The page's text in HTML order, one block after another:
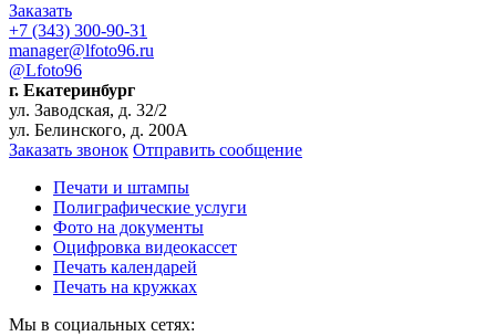
Заказать
+7 (343) 300-90-31
manager@lfoto96.ru
@Lfoto96
г. Екатеринбург
ул. Заводская, д. 32/2
ул. Белинского, д. 200А
Заказать звонок Отправить сообщение
Печати и штампы
Полиграфические услуги
Фото на документы
Оцифровка видеокассет
Печать календарей
Печать на кружках
Мы в социальных сетях: